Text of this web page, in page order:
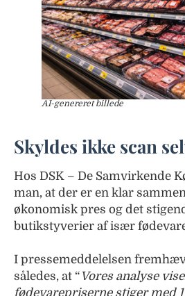
AI-genereret billede
Skyldes ikke scan
Hos DSK – De Samvirkende
man, at der er en klar
økonomisk pres og det
butikstyverier af især
I pressemeddelelsen
således, at “Vores analyse
fødevarepriserne stiger med